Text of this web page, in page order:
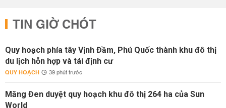
TIN GIỜ CHÓT
Quy hoạch phía tây Vịnh Đầm, Phú Quốc thành khu đô thị
du lịch hỗn hợp và tái định cư
QUY HOẠCH 39 phút trước
Măng Đen duyệt quy hoạch khu đô thị 264 ha của Sun
World